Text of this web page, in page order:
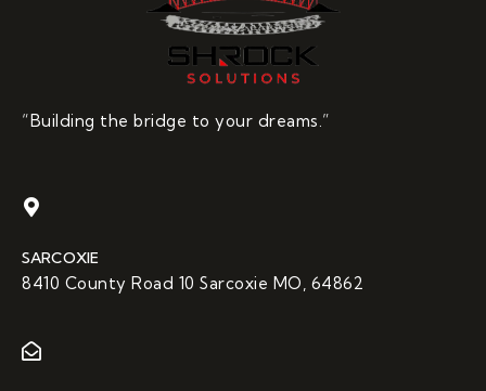
“Building the bridge to your dreams.”
SARCOXIE
8410 County Road 10 Sarcoxie MO, 64862